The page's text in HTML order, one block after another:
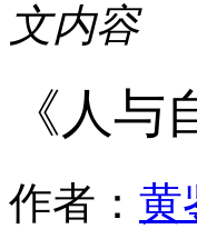
文内容
《人
作者： 黄